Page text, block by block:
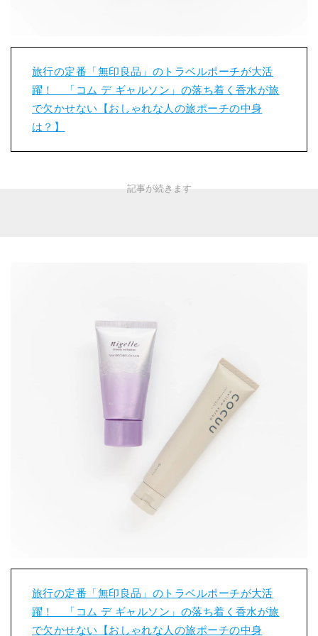
旅行の定番「無印良品」のトラベルポーチが大活
躍！ 「コム デ ギャルソン」の落ち着く香水が旅
で欠かせない【おしゃれな人の旅ポーチの中身
は？】
旅行の定番「無印良品」のトラベルポーチが大活
躍！ 「コム デ ギャルソン」の落ち着く香水が旅
で欠かせない【おしゃれな人の旅ポーチの中身